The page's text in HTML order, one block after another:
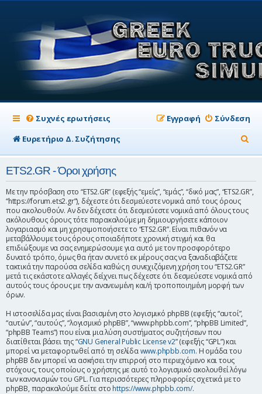
Συχνές ερωτήσεις Σύνδεση
Εγγραφή
Ευρετήριο Δ. Συζήτησης
ν
ζ
η
ETS2.GR - Όροι χρήσης
Με την πρόσβαση στο “ETS2.GR” (εφεξής “εμείς”, “εμάς”, “δικό μας”, “ETS2.GR”,
“https://forum.ets2.gr”), δέχεστε ότι δεσμεύεστε νομικά από τους όρους
που ακολουθούν. Αν δεν δέχεστε ότι δεσμεύεστε νομικά από όλους τους
ακόλουθους όρους τότε παρακαλούμε μη δημιουργήσετε κάποιον
λογαριασμό και μη χρησιμοποιήσετε το “ETS2.GR”. Είναι πιθανόν να
μεταβάλλουμε τους όρους οποιαδήποτε χρονική στιγμή και θα
επιδιώξουμε να σας ενημερώσουμε για αυτό με τον προσφορότερο
δυνατό τρόπο, όμως θα ήταν συνετό εκ μέρους σας να ξαναδιαβάζετε
τακτικά την παρούσα σελίδα καθώς η συνεχιζόμενη χρήση του “ETS2.GR”
μετά τις εκάστοτε αλλαγές δείχνει πως δέχεστε ότι δεσμεύεστε νομικά από
αυτούς τους όρους με την ανανεωμένη και/ή τροποποιημένη μορφή των
όρων.
Η ιστοσελίδα μας είναι βασισμένη στο λογισμικό phpBB (εφεξής “αυτοί”,
“αυτών”, “αυτούς”, “λογισμικό phpBB”, “www.phpbb.com”, “phpBB Limited”,
“phpBB Teams”) που είναι μια λύση συστήματος συζητήσεων που
διατίθεται βάσει της “GNU General Public License v2” (εφεξής “GPL”) και
μπορεί να μεταφορτωθεί από τη σελίδαwww.phpbb.com. Η ομάδα του
phpBB δεν μπορεί να ασκήσει την επιρροή στο περιεχόμενο και τους
στόχους, τους οποίους ο χρήστης με αυτό το λογισμικό ακολουθεί λόγω
των κανονισμών του GPL. Για περισσότερες πληροφορίες σχετικά με το
phpBB, παρακαλούμε δείτε στο https://www.phpbb.com/.